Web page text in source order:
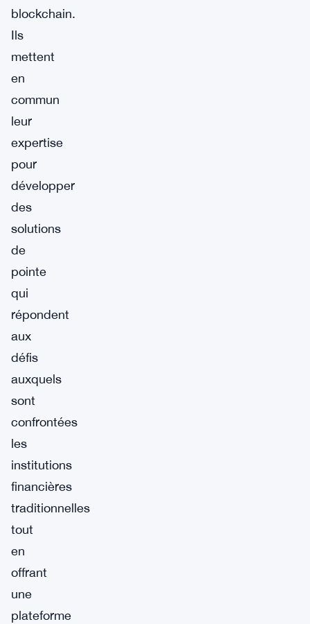
blockchain.
Ils
mettent
en
commun
leur
expertise
pour
développer
des
solutions
de
pointe
qui
répondent
aux
défis
auxquels
sont
confrontées
les
institutions
financières
traditionnelles
tout
en
offrant
une
plateforme